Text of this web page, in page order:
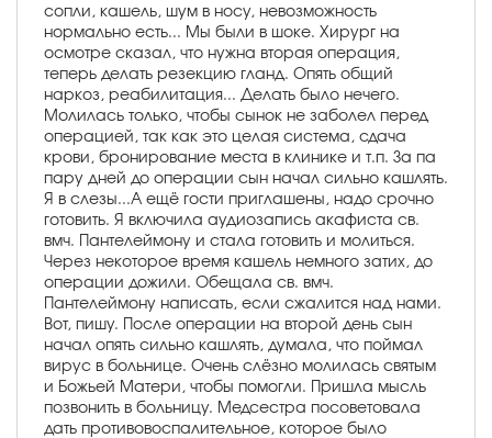
сопли, кашель, шум в носу, невозможность
нормально есть... Мы были в шоке. Хирург на
осмотре сказал, что нужна вторая операция,
теперь делать резекцию гланд. Опять общий
наркоз, реабилитация... Делать было нечего.
Молилась только, чтобы сынок не заболел перед
операцией, так как это целая система, сдача
крови, бронирование места в клинике и т.п. За па
пару дней до операции сын начал сильно кашлять.
Я в слезы...А ещё гости приглашены, надо срочно
готовить. Я включила аудиозапись акафиста св.
вмч. Пантелеймону и стала готовить и молиться.
Через некоторое время кашель немного затих, до
операции дожили. Обещала св. вмч.
Пантелеймону написать, если сжалится над нами.
Вот, пишу. После операции на второй день сын
начал опять сильно кашлять, думала, что поймал
вирус в больнице. Очень слёзно молилась святым
и Божьей Матери, чтобы помогли. Пришла мысль
позвонить в больницу. Медсестра посоветовала
дать противовоспалительное, которое было